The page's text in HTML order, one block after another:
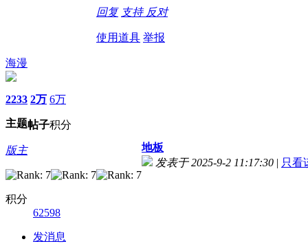
回复 支持 反对
使用道具 举报
海漫
2233
主题
2万
帖子
6万
积分
版主
积分
62598
发消息
地板
发表于 2025-9-2 11:17:30 | 只看